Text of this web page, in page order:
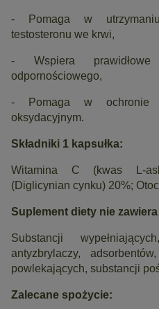
- Pomaga w utrzymaniu
testosteronu we krwi,
- Wspiera prawidłowe
odpornościowego,
- Pomaga w ochronie
oksydacyjnym.
Składniki 1 kapsułka:
Witamina C (kwas L-
(Diglicynian cynku) 20%;
Suplement diety nie
Substancji
antyzbrylaczy,
powlekających, substancji
Zalecane spożycie: